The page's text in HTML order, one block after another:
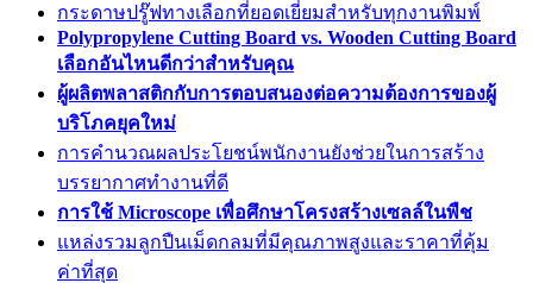
กระดาษปรู๊ฟทางเลือกที่ยอดเยี่ยมสำหรับทุกงานพิมพ์
Polypropylene Cutting Board vs. Wooden Cutting Board
เลือกอันไหนดีกว่าสำหรับคุณ
ผู้ผลิตพลาสติกกับการตอบสนองต่อความต้องการของผู้
บริโภคยุคใหม่
การคำนวณผลประโยชน์พนักงานยังช่วยในการสร้าง
บรรยากาศทำงานที่ดี
การใช้ Microscope เพื่อศึกษาโครงสร้างเซลล์ในพืช
แหล่งรวมลูกปืนเม็ดกลมที่มีคุณภาพสูงและราคาที่คุ้ม
ค่าที่สุด